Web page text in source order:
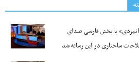
با بخش فارسی صدای
ساختاری در این رسانه شد